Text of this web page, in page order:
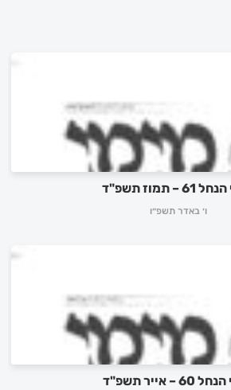
– תמוז תשפ"ד
ו׳ באדר תשפ״ו
– אייר תשפ"ד